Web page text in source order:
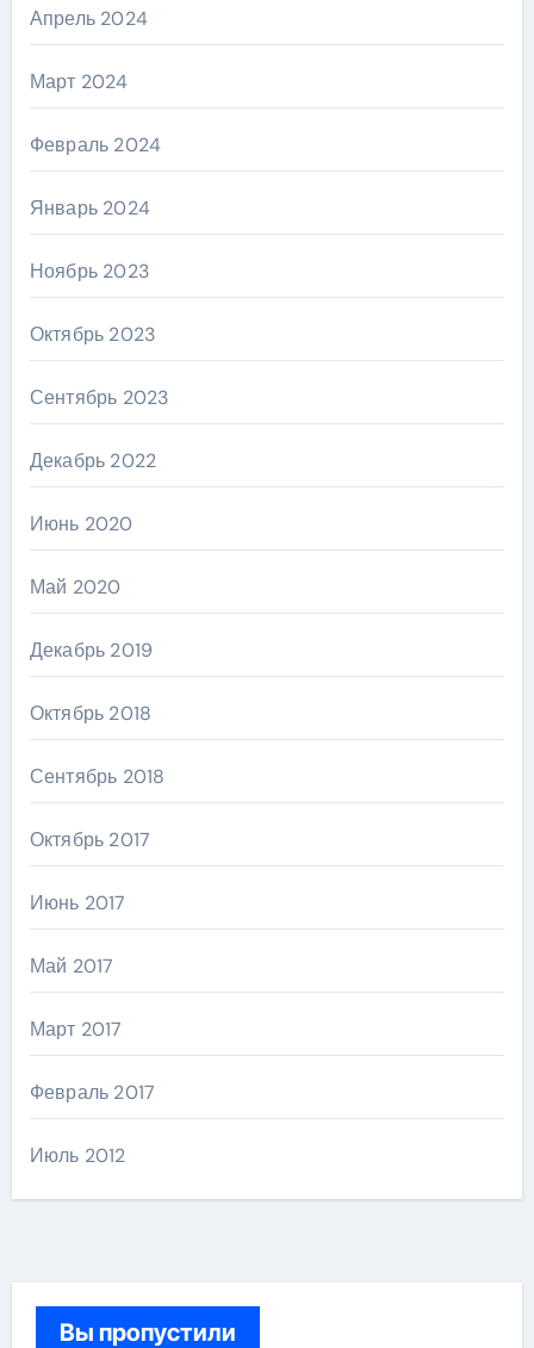
Апрель 2024
Март 2024
Февраль 2024
Январь 2024
Ноябрь 2023
Октябрь 2023
Сентябрь 2023
Декабрь 2022
Июнь 2020
Май 2020
Декабрь 2019
Октябрь 2018
Сентябрь 2018
Октябрь 2017
Июнь 2017
Май 2017
Март 2017
Февраль 2017
Июль 2012
Вы пропустили